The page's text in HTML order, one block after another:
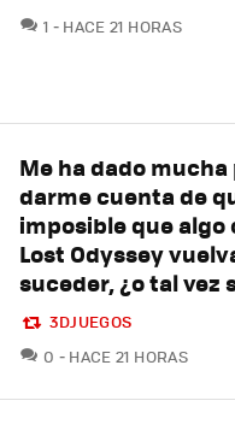
1 COMENTARIOS
HACE 21 HORAS
Me ha dado mucha
darme cuenta de
imposible que algo
Lost Odyssey
suceder, ¿o tal vez
3DJUEGOS
0 COMENTARIOS
HACE 21 HORAS